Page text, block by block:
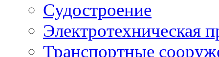
Судостроение
Электротехническая
Транспортные